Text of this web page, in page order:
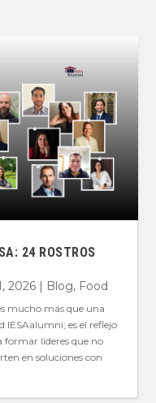
24 ROSTROS
2026 | Blog, Food
mucho más que una
IESAalumni; es el reflejo
formar líderes que no
en soluciones con